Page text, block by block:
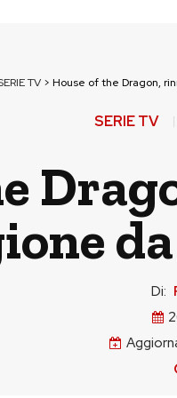
TV > House of the Dragon,
SERIE TV
Di: